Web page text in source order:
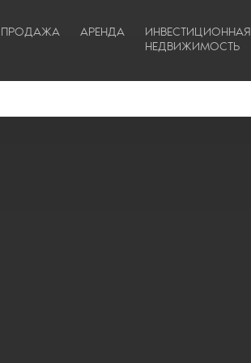
ПРОДАЖА АРЕНДА
ИНВЕСТИЦИОННАЯ
НЕДВИЖИМОСТЬ